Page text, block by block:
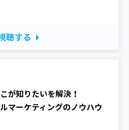
聴する
が知りたいを解決！
マーケティングのノウハウ